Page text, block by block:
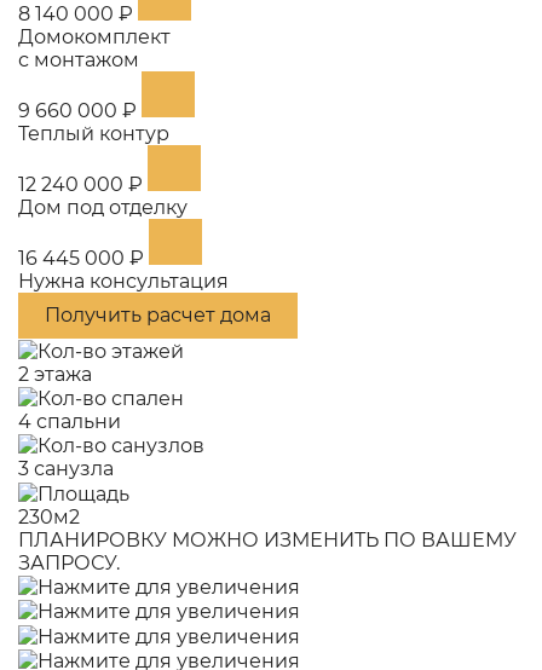
8 140 000 ₽
Домокомплект
с монтажом
9 660 000 ₽
Теплый контур
12 240 000 ₽
Дом под отделку
16 445 000 ₽
Нужна консультация
Получить расчет дома
2 этажа
4 спальни
3 санузла
230м2
ПЛАНИРОВКУ МОЖНО ИЗМЕНИТЬ ПО ВАШЕМУ
ЗАПРОСУ.